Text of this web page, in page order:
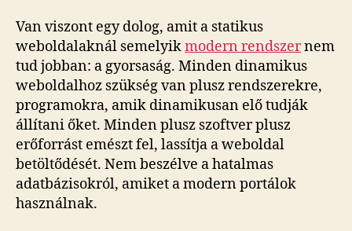
Van viszont egy dolog, amit a statikus
weboldalaknál semelyikmodern rendszernem
tud jobban: a gyorsaság. Minden dinamikus
weboldalhoz szükség van plusz rendszerekre,
programokra, amik dinamikusan elő tudják
állítani őket. Minden plusz szoftver plusz
erőforrást emészt fel, lassítja a weboldal
betöltődését. Nem beszélve a hatalmas
adatbázisokról, amiket a modern portálok
használnak.